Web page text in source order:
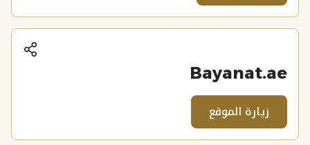
Bayanat.ae
زيارة الموقع